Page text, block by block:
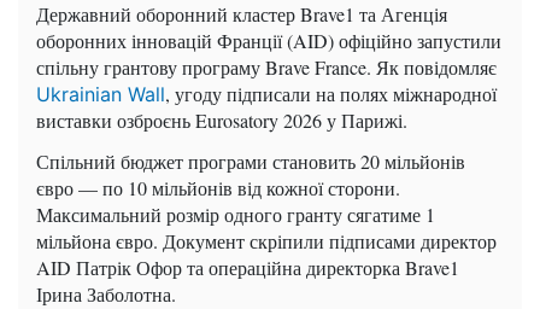
Державний оборонний кластер Brave1 та Агенція
оборонних інновацій Франції (AID) офіційно запустили
спільну грантову програму Brave France. Як повідомляє
Ukrainian Wall, угоду підписали на полях міжнародної
виставки озброєнь Eurosatory 2026 у Парижі.
Спільний бюджет програми становить 20 мільйонів
євро — по 10 мільйонів від кожної сторони.
Максимальний розмір одного гранту сягатиме 1
мільйона євро. Документ скріпили підписами директор
AID Патрік Офор та операційна директорка Brave1
Ірина Заболотна.